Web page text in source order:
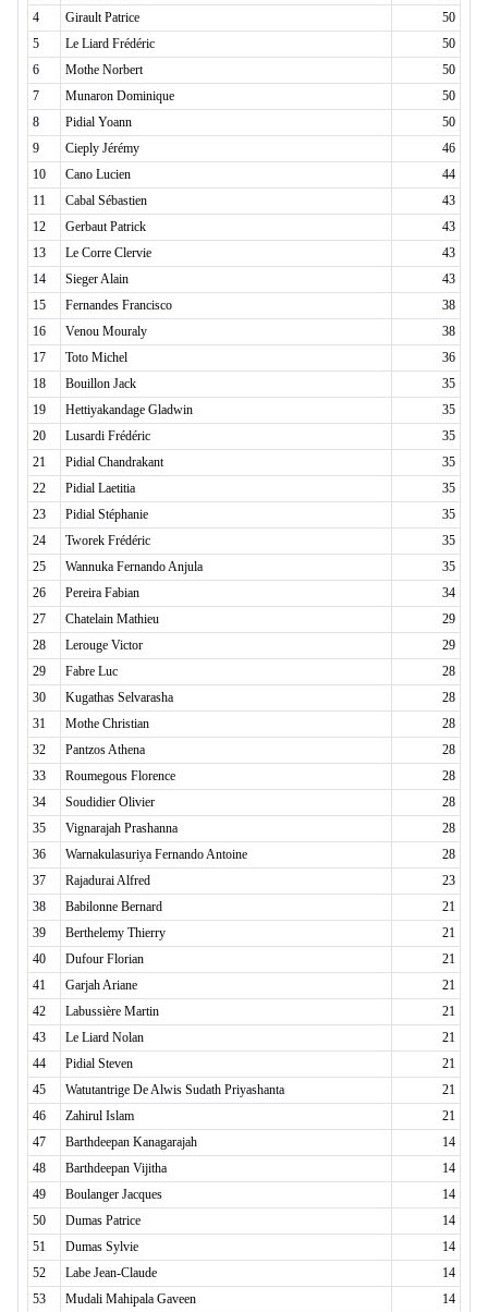
4
Girault Patrice
50
5
Le Liard Frédéric
50
6
Mothe Norbert
50
7
Munaron Dominique
50
8
Pidial Yoann
50
9
Cieply Jérémy
46
10
Cano Lucien
44
11
Cabal Sébastien
43
12
Gerbaut Patrick
43
13
Le Corre Clervie
43
14
Sieger Alain
43
15
Fernandes Francisco
38
16
Venou Mouraly
38
17
Toto Michel
36
18
Bouillon Jack
35
19
Hettiyakandage Gladwin
35
20
Lusardi Frédéric
35
21
Pidial Chandrakant
35
22
Pidial Laetitia
35
23
Pidial Stéphanie
35
24
Tworek Frédéric
35
25
Wannuka Fernando Anjula
35
26
Pereira Fabian
34
27
Chatelain Mathieu
29
28
Lerouge Victor
29
29
Fabre Luc
28
30
Kugathas Selvarasha
28
31
Mothe Christian
28
32
Pantzos Athena
28
33
Roumegous Florence
28
34
Soudidier Olivier
28
35
Vignarajah Prashanna
28
36
Warnakulasuriya Fernando Antoine
28
37
Rajadurai Alfred
23
38
Babilonne Bernard
21
39
Berthelemy Thierry
21
40
Dufour Florian
21
41
Garjah Ariane
21
42
Labussière Martin
21
43
Le Liard Nolan
21
44
Pidial Steven
21
45
Watutantrige De Alwis Sudath Priyashanta
21
46
Zahirul Islam
21
47
Barthdeepan Kanagarajah
14
48
Barthdeepan Vijitha
14
49
Boulanger Jacques
14
50
Dumas Patrice
14
51
Dumas Sylvie
14
52
Labe Jean-Claude
14
53
Mudali Mahipala Gaveen
14